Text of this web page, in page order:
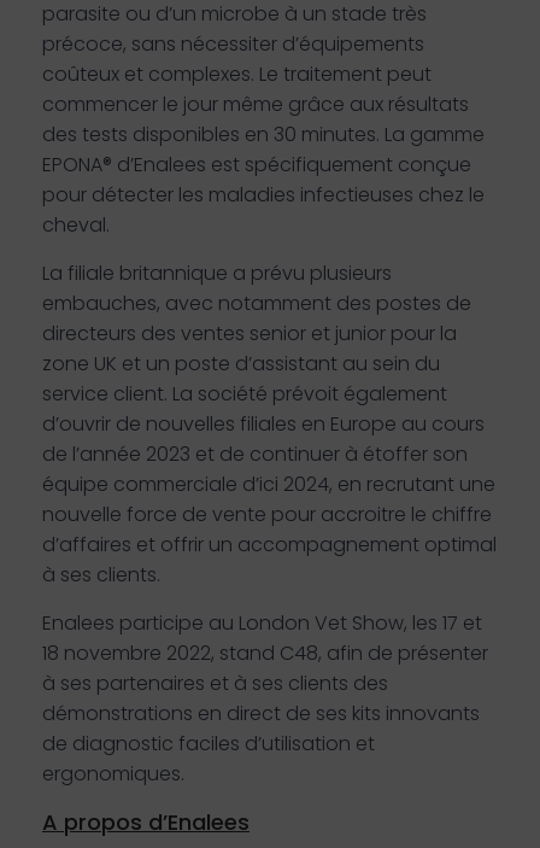
parasite ou d’un microbe à un stade très
précoce, sans nécessiter d’équipements
coûteux et complexes. Le traitement peut
commencer le jour même grâce aux résultats
des tests disponibles en 30 minutes. La gamme
EPONA® d’Enalees est spécifiquement conçue
pour détecter les maladies infectieuses chez le
cheval.
La filiale britannique a prévu plusieurs
embauches, avec notamment des postes de
directeurs des ventes senior et junior pour la
zone UK et un poste d’assistant au sein du
service client. La société prévoit également
d’ouvrir de nouvelles filiales en Europe au cours
de l’année 2023 et de continuer à étoffer son
équipe commerciale d’ici 2024, en recrutant une
nouvelle force de vente pour accroitre le chiffre
d’affaires et offrir un accompagnement optimal
à ses clients.
Enalees participe au London Vet Show, les 17 et
18 novembre 2022, stand C48, afin de présenter
à ses partenaires et à ses clients des
démonstrations en direct de ses kits innovants
de diagnostic faciles d’utilisation et
ergonomiques.
A propos d’Enalees